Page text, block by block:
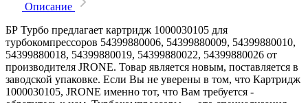
Описание
БР Турбо предлагает картридж 1000030105 для
турбокомпрессоров 54399880006, 54399880009, 54399880010,
54399880018, 54399880019, 54399880022, 54399880026 от
производителя JRONE. Товар является новым, поставляется в
заводской упаковке. Если Вы не уверены в том, что Картридж
1000030105, JRONE именно тот, что Вам требуется -